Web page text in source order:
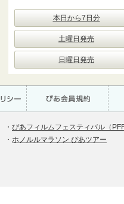
本日から7日分
土曜日発売
日曜日発売
・ ぴあフィルムフェスティバル（
・ ホノルルマラソン ぴあツアー